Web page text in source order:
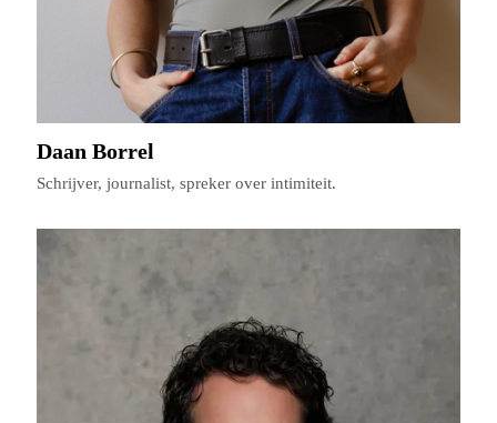
Daan Borrel
Schrijver, journalist, spreker over intimiteit.